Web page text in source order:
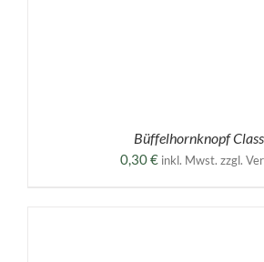
Büffelhornknopf
0,30€ inkl. Mwst. zzgl.